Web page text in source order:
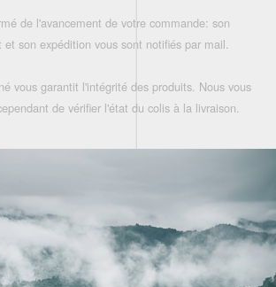
de l'avancement de votre commande: son
son expédition vous sont notifiés par mail.
vous garantit l'intégrité des produits. Nous vous
de vérifier l'état du colis à la livraison.